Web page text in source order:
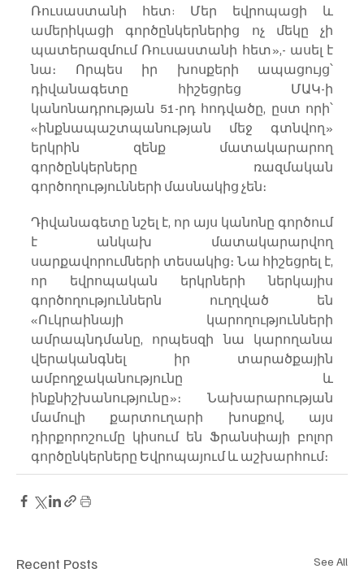
Ռուսաստանի հետ: Մեր եվրոպացի և
ամերիկացի գործընկերներից ոչ մեկը չի
պատերազմում Ռուսաստանի հետ»,- ասել է
նա։ Որպես իր խոսքերի ապացույց՝
դիվանագետը հիշեցրեց ՄԱԿ-ի
կանոնադրության 51-րդ հոդվածը, ըստ որի՝
«ինքնապաշտպանության մեջ գտնվող»
երկրին զենք մատակարարող
գործընկերները ռազմական
գործողությունների մասնակից չեն։
Դիվանագետը նշել է, որ այս կանոնը գործում
է անկախ մատակարարվող
սարքավորումների տեսակից։ Նա հիշեցրել է,
որ եվրոպական երկրների ներկայիս
գործողություններն ուղղված են
«Ուկրաինայի կարողությունների
ամրապնդմանը, որպեսզի նա կարողանա
վերականգնել իր տարածքային
ամբողջականությունը և
ինքնիշխանությունը»։ Նախարարության
մամուլի քարտուղարի խոսքով, այս
դիրքորոշումը կիսում են Ֆրանսիայի բոլոր
գործընկերները Եվրոպայում և աշխարհում։
Recent Posts See All